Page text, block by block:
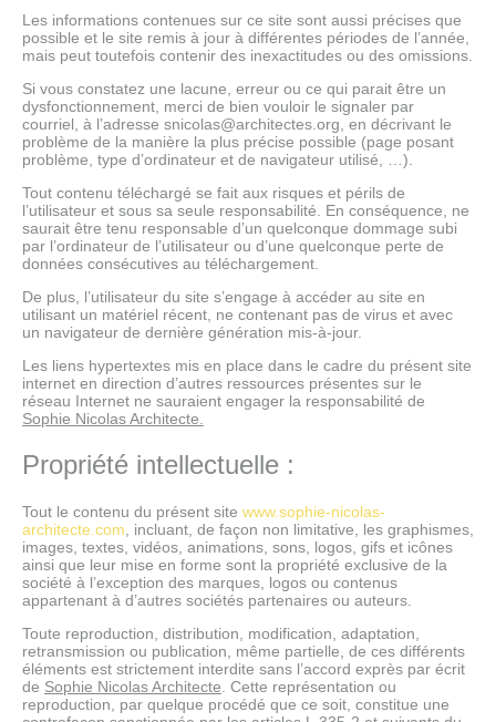
Les informations contenues sur ce site sont aussi précises que
possible et le site remis à jour à différentes périodes de l’année,
mais peut toutefois contenir des inexactitudes ou des omissions.
Si vous constatez une lacune, erreur ou ce qui parait être un
dysfonctionnement, merci de bien vouloir le signaler par
courriel, à l’adresse snicolas@architectes.org, en décrivant le
problème de la manière la plus précise possible (page posant
problème, type d’ordinateur et de navigateur utilisé, …).
Tout contenu téléchargé se fait aux risques et périls de
l’utilisateur et sous sa seule responsabilité. En conséquence, ne
saurait être tenu responsable d’un quelconque dommage subi
par l’ordinateur de l’utilisateur ou d’une quelconque perte de
données consécutives au téléchargement.
De plus, l’utilisateur du site s’engage à accéder au site en
utilisant un matériel récent, ne contenant pas de virus et avec
un navigateur de dernière génération mis-à-jour.
Les liens hypertextes mis en place dans le cadre du présent site
internet en direction d’autres ressources présentes sur le
réseau Internet ne sauraient engager la responsabilité de
Sophie Nicolas Architecte.
Propriété intellectuelle :
Tout le contenu du présent site www.sophie-nicolas-
architecte.com , incluant, de façon non limitative, les graphismes,
images, textes, vidéos, animations, sons, logos, gifs et icônes
ainsi que leur mise en forme sont la propriété exclusive de la
société à l’exception des marques, logos ou contenus
appartenant à d’autres sociétés partenaires ou auteurs.
Toute reproduction, distribution, modification, adaptation,
retransmission ou publication, même partielle, de ces différents
éléments est strictement interdite sans l’accord exprès par écrit
de Sophie Nicolas Architecte . Cette représentation ou
reproduction, par quelque procédé que ce soit, constitue une